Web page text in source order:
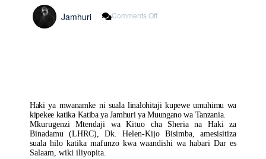
Jamhuri Comments Off
Haki ya mwanamke ni suala linalohitaji kupewe umuhimu wa
kipekee katika Katiba ya Jamhuri ya Muungano wa Tanzania.
Mkurugenzi Mtendaji wa Kituo cha Sheria na Haki za
Binadamu (LHRC), Dk. Helen-Kijo Bisimba, amesisitiza
suala hilo katika mafunzo kwa waandishi wa habari Dar es
Salaam, wiki iliyopita.